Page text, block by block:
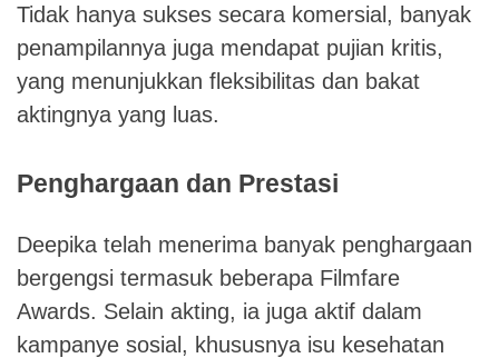
Tidak hanya sukses secara komersial, banyak
penampilannya juga mendapat pujian kritis,
yang menunjukkan fleksibilitas dan bakat
aktingnya yang luas.
Penghargaan dan Prestasi
Deepika telah menerima banyak penghargaan
bergengsi termasuk beberapa Filmfare
Awards. Selain akting, ia juga aktif dalam
kampanye sosial, khususnya isu kesehatan